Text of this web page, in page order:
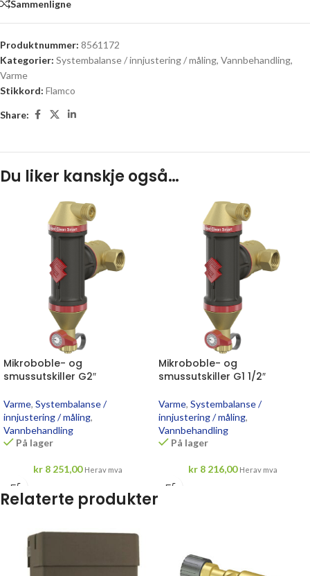
Sammenligne
Produktnummer: 8561172
Kategorier: Systembalanse / innjustering / måling, Vannbehandling,
Varme
Stikkord: Flamco
Share:
Du liker kanskje også…
Mikroboble- og
smussutskiller G2″
Varme, Systembalanse /
innjustering / måling,
Vannbehandling
På lager
kr8 251,00 Herav mva
Mikroboble- og
smussutskiller G1 1/2″
Varme, Systembalanse /
innjustering / måling,
Vannbehandling
På lager
kr8 216,00 Herav mva
Relaterte produkter